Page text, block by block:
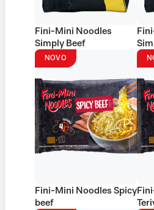
Fini-Mini Noodles
Simply Beef
NOVO
Fini-Mini Noodles Spicy
beef